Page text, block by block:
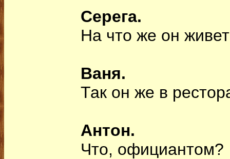
Серега.
На что же он
Ваня.
Так он же в
Антон.
Что, официантом?